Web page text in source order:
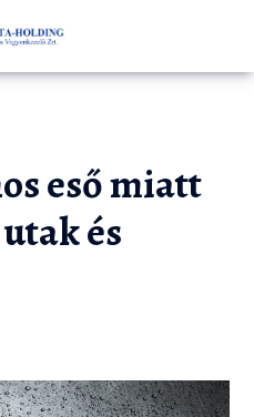
eső miatt
és